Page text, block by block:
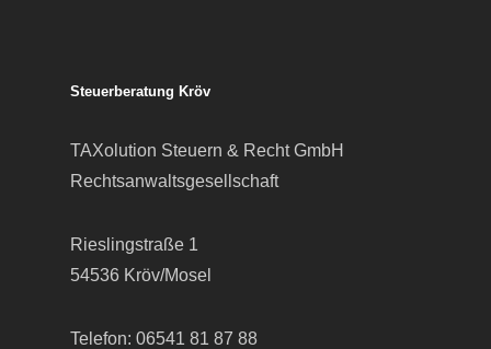
Steuerberatung Kröv
TAXolution Steuern & Recht GmbH
Rechtsanwaltsgesellschaft
Rieslingstraße 1
54536 Kröv/Mosel
Telefon: 06541 81 87 88